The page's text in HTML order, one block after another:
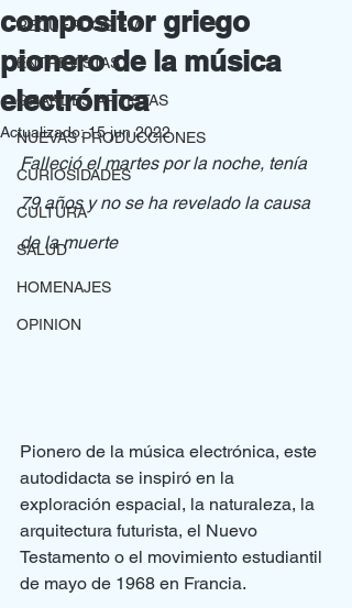
RECUERDOS FM
ENTREVISTAS
GRANDES ARTISTAS
NUEVAS PRODUCCIONES
CURIOSIDADES
CULTURA
SALUD
HOMENAJES
OPINION
compositor griego
pionero de la música
electrónica
Actualizado:15 jun 2022
Falleció el martes por la noche, tenía
79 años y no se ha revelado la causa
de la muerte
Pionero de la música electrónica, este
autodidacta se inspiró en la
exploración espacial, la naturaleza, la
arquitectura futurista, el Nuevo
Testamento o el movimiento estudiantil
de mayo de 1968 en Francia.